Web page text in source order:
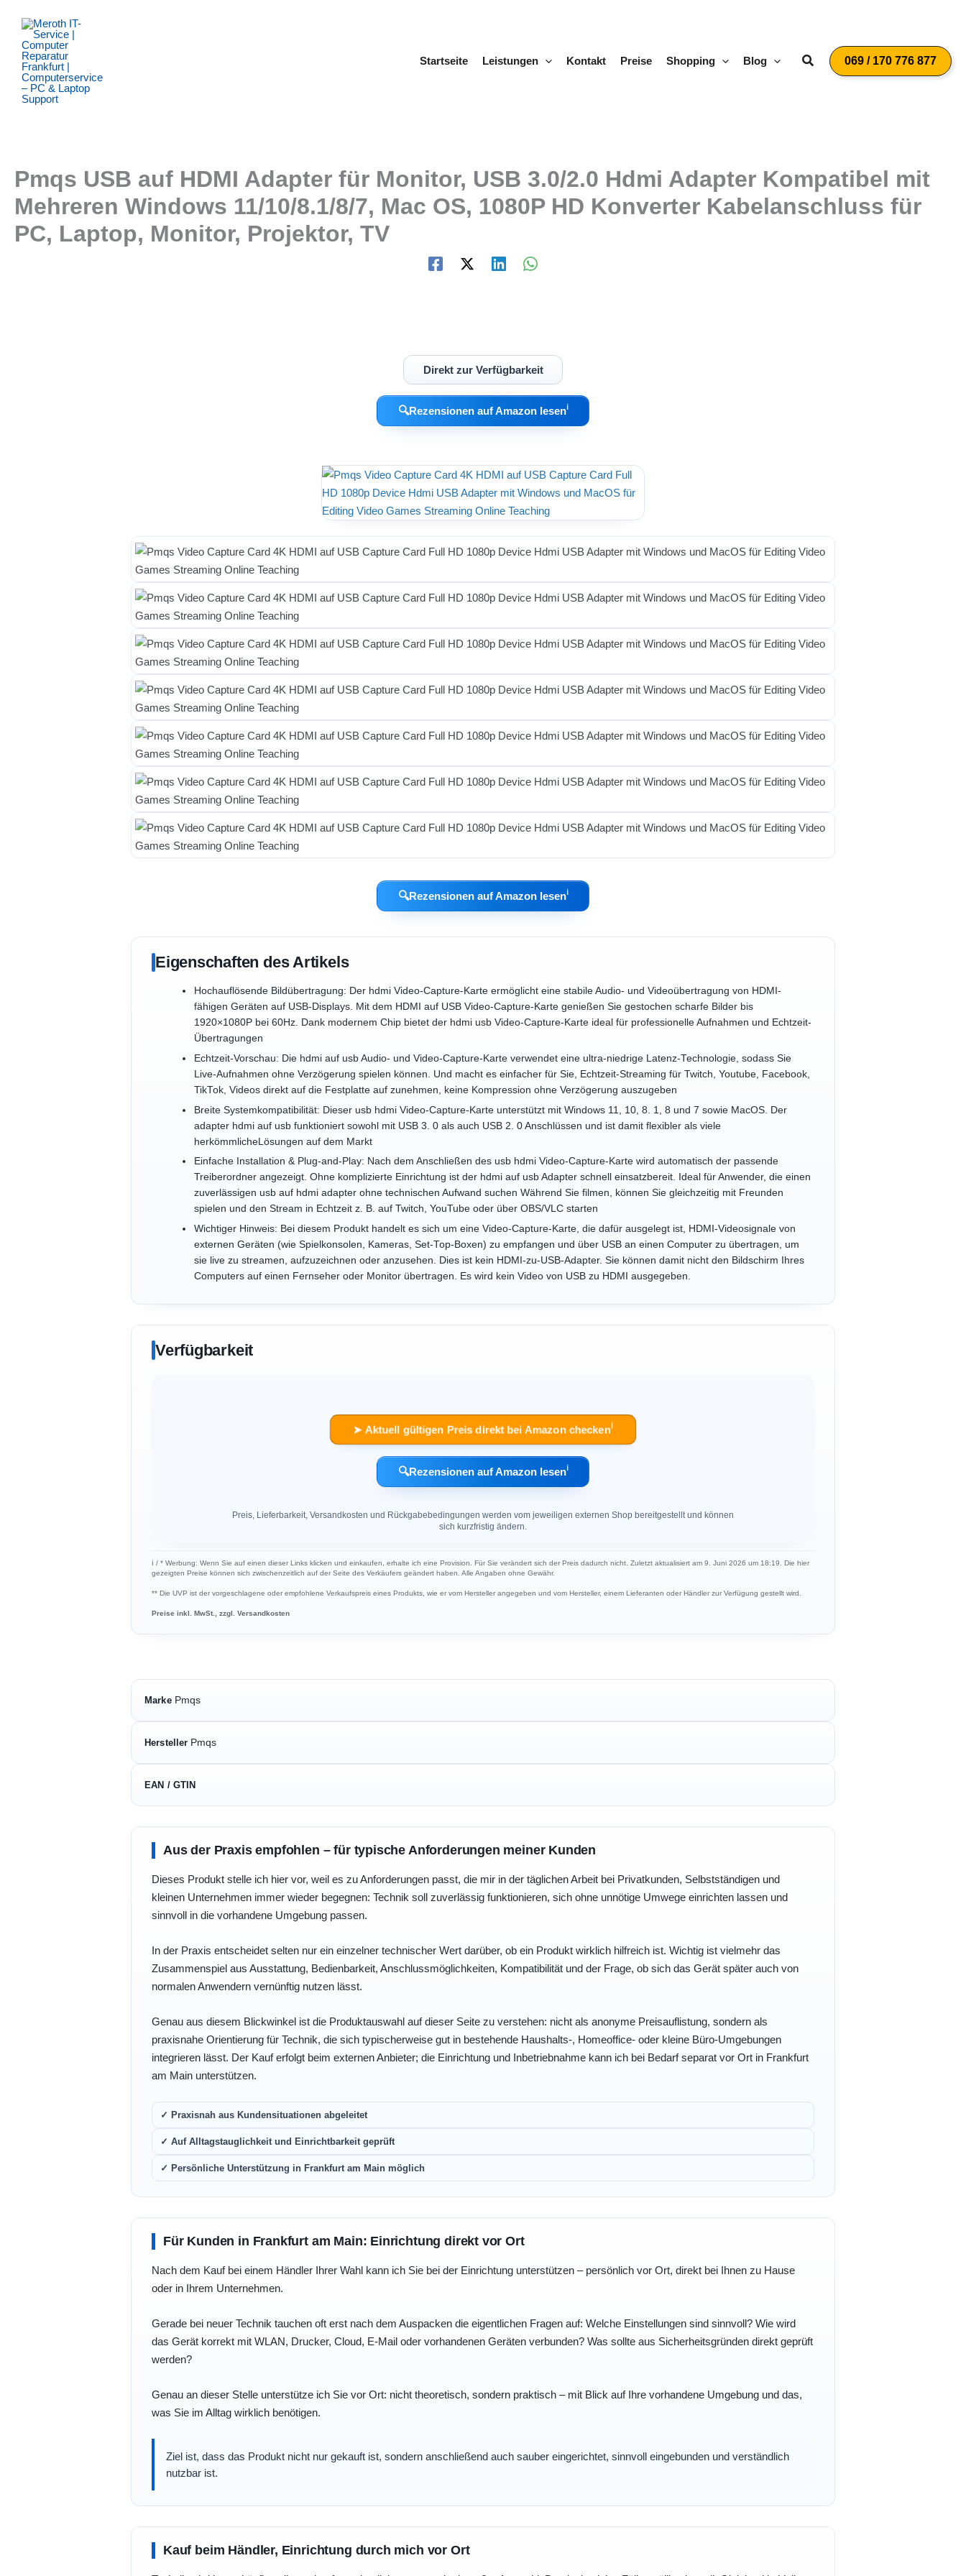
Inhalt
springen
Startseite
Leistungen Kontakt Preise Shopping Blog Suchen069 / 170 776 877
Pmqs USB auf HDMI Adapter für Monitor, USB 3.0/2.0 Hdmi Adapter Kompatibel mit
Mehreren Windows 11/10/8.1/8/7, Mac OS, 1080P HD Konverter Kabelanschluss für
PC, Laptop, Monitor, Projektor, TV
Direkt zur Verfügbarkeit
🔍Rezensionen auf Amazon lesenℹ︎
🔍Rezensionen auf Amazon lesenℹ︎
Eigenschaften des Artikels
Hochauflösende Bildübertragung: Der hdmi Video-Capture-Karte ermöglicht eine stabile Audio- und Videoübertragung von HDMI-
fähigen Geräten auf USB-Displays. Mit dem HDMI auf USB Video-Capture-Karte genießen Sie gestochen scharfe Bilder bis
1920×1080P bei 60Hz. Dank modernem Chip bietet der hdmi usb Video-Capture-Karte ideal für professionelle Aufnahmen und Echtzeit-
Übertragungen
Echtzeit-Vorschau: Die hdmi auf usb Audio- und Video-Capture-Karte verwendet eine ultra-niedrige Latenz-Technologie, sodass Sie
Live-Aufnahmen ohne Verzögerung spielen können. Und macht es einfacher für Sie, Echtzeit-Streaming für Twitch, Youtube, Facebook,
TikTok, Videos direkt auf die Festplatte auf zunehmen, keine Kompression ohne Verzögerung auszugeben
Breite Systemkompatibilität: Dieser usb hdmi Video-Capture-Karte unterstützt mit Windows 11, 10, 8. 1, 8 und 7 sowie MacOS. Der
adapter hdmi auf usb funktioniert sowohl mit USB 3. 0 als auch USB 2. 0 Anschlüssen und ist damit flexibler als viele
herkömmlicheLösungen auf dem Markt
Einfache Installation & Plug-and-Play: Nach dem Anschließen des usb hdmi Video-Capture-Karte wird automatisch der passende
Treiberordner angezeigt. Ohne komplizierte Einrichtung ist der hdmi auf usb Adapter schnell einsatzbereit. Ideal für Anwender, die einen
zuverlässigen usb auf hdmi adapter ohne technischen Aufwand suchen Während Sie filmen, können Sie gleichzeitig mit Freunden
spielen und den Stream in Echtzeit z. B. auf Twitch, YouTube oder über OBS/VLC starten
Wichtiger Hinweis: Bei diesem Produkt handelt es sich um eine Video-Capture-Karte, die dafür ausgelegt ist, HDMI-Videosignale von
externen Geräten (wie Spielkonsolen, Kameras, Set-Top-Boxen) zu empfangen und über USB an einen Computer zu übertragen, um
sie live zu streamen, aufzuzeichnen oder anzusehen. Dies ist kein HDMI-zu-USB-Adapter. Sie können damit nicht den Bildschirm Ihres
Computers auf einen Fernseher oder Monitor übertragen. Es wird kein Video von USB zu HDMI ausgegeben.
Verfügbarkeit
➤ Aktuell gültigen Preis direkt bei Amazon checkenℹ︎
🔍Rezensionen auf Amazon lesenℹ︎
Preis, Lieferbarkeit, Versandkosten und Rückgabebedingungen werden vom jeweiligen externen Shop bereitgestellt und können
sich kurzfristig ändern.
ℹ︎ / * Werbung: Wenn Sie auf einen dieser Links klicken und einkaufen, erhalte ich eine Provision. Für Sie verändert sich der Preis dadurch nicht. Zuletzt aktualisiert am 9. Juni 2026 um 18:19. Die hier
gezeigten Preise können sich zwischenzeitlich auf der Seite des Verkäufers geändert haben. Alle Angaben ohne Gewähr.
** Die UVP ist der vorgeschlagene oder empfohlene Verkaufspreis eines Produkts, wie er vom Hersteller angegeben und vom Hersteller, einem Lieferanten oder Händler zur Verfügung gestellt wird.
Preise inkl. MwSt., zzgl. Versandkosten
Marke Pmqs
Hersteller Pmqs
EAN / GTIN
Aus der Praxis empfohlen – für typische Anforderungen meiner Kunden
Dieses Produkt stelle ich hier vor, weil es zu Anforderungen passt, die mir in der täglichen Arbeit bei Privatkunden, Selbstständigen und
kleinen Unternehmen immer wieder begegnen: Technik soll zuverlässig funktionieren, sich ohne unnötige Umwege einrichten lassen und
sinnvoll in die vorhandene Umgebung passen.
In der Praxis entscheidet selten nur ein einzelner technischer Wert darüber, ob ein Produkt wirklich hilfreich ist. Wichtig ist vielmehr das
Zusammenspiel aus Ausstattung, Bedienbarkeit, Anschlussmöglichkeiten, Kompatibilität und der Frage, ob sich das Gerät später auch von
normalen Anwendern vernünftig nutzen lässt.
Genau aus diesem Blickwinkel ist die Produktauswahl auf dieser Seite zu verstehen: nicht als anonyme Preisauflistung, sondern als
praxisnahe Orientierung für Technik, die sich typischerweise gut in bestehende Haushalts-, Homeoffice- oder kleine Büro-Umgebungen
integrieren lässt. Der Kauf erfolgt beim externen Anbieter; die Einrichtung und Inbetriebnahme kann ich bei Bedarf separat vor Ort in Frankfurt
am Main unterstützen.
✓ Praxisnah aus Kundensituationen abgeleitet
✓ Auf Alltagstauglichkeit und Einrichtbarkeit geprüft
✓ Persönliche Unterstützung in Frankfurt am Main möglich
Für Kunden in Frankfurt am Main: Einrichtung direkt vor Ort
Nach dem Kauf bei einem Händler Ihrer Wahl kann ich Sie bei der Einrichtung unterstützen – persönlich vor Ort, direkt bei Ihnen zu Hause
oder in Ihrem Unternehmen.
Gerade bei neuer Technik tauchen oft erst nach dem Auspacken die eigentlichen Fragen auf: Welche Einstellungen sind sinnvoll? Wie wird
das Gerät korrekt mit WLAN, Drucker, Cloud, E-Mail oder vorhandenen Geräten verbunden? Was sollte aus Sicherheitsgründen direkt geprüft
werden?
Genau an dieser Stelle unterstütze ich Sie vor Ort: nicht theoretisch, sondern praktisch – mit Blick auf Ihre vorhandene Umgebung und das,
was Sie im Alltag wirklich benötigen.
Ziel ist, dass das Produkt nicht nur gekauft ist, sondern anschließend auch sauber eingerichtet, sinnvoll eingebunden und verständlich
nutzbar ist.
Kauf beim Händler, Einrichtung durch mich vor Ort